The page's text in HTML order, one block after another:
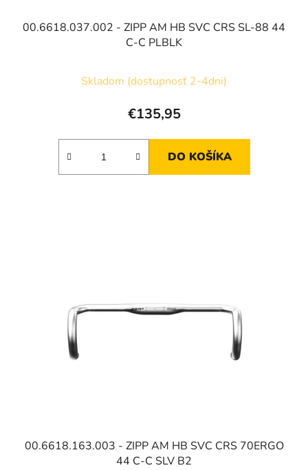
00.6618.037.002 - ZIPP AM HB SVC CRS SL-88 44
C-C PLBLK
Skladom (dostupnosť 2-4dni)
€135,95
DO KOŠÍKA
00.6618.163.003 - ZIPP AM HB SVC CRS 70ERGO
44 C-C SLV B2